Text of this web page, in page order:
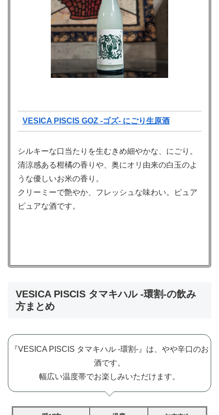
VESICA PISCIS GOZ -ゴズ- にごり生原酒
シルキーな口当たりを生むきめ細やかな、にごり。
清涼感ある柑橘の香りや、奥にオリ由来の白玉のよ
うな優しいお米の香り。
クリーミーで艶やか、フレッシュな味わい。ピュア
ピュアな酒です。
VESICA PISCIS タマキハル -環割-の飲み
方まとめ
『VESICA PISCIS タマキハル -環割-』は、やや辛口のお
酒です。
幅広い温度帯でお楽しみいただけます。